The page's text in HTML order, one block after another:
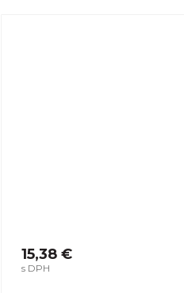
15,38 €
s DPH